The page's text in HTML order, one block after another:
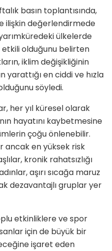
basın toplantısında,
ilişkin değerlendirmede
ülkelerde
etkili olduğunu belirten
iklim değişikliğinin
yarattığı en ciddi ve hızla
söyledi.
her yıl küresel olarak
hayatını kaybetmesine
çoğu önlenebilir.
ancak en yüksek risk
kronik rahatsızlığı
aşırı sıcağa maruz
dezavantajlı gruplar yer
etkinliklere ve spor
için de büyük bir
işaret eden